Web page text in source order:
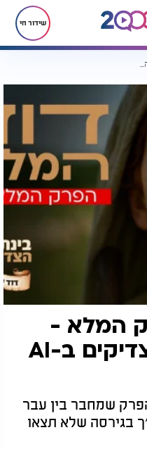
שידור חי
דוד המלך - הפרק המלא - סיפורי התנ״ך והצדיקים ב-AI של ערוץ 2000
המלא -
סיפורי התנ״ך והצדיקים ב-AI
שמחבר בין עבר
בגירסה שלא תצאו